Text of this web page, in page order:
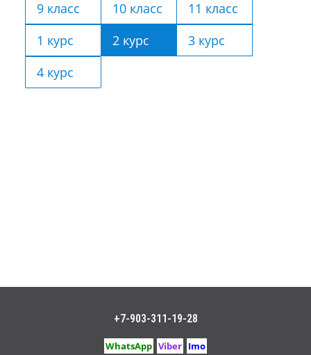
9 класс
10 класс
11 класс
1 курс
2 курс
3 курс
4 курс
+7-903-311-19-28
WhatsApp Viber Imo